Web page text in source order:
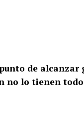
de
no lo tienen